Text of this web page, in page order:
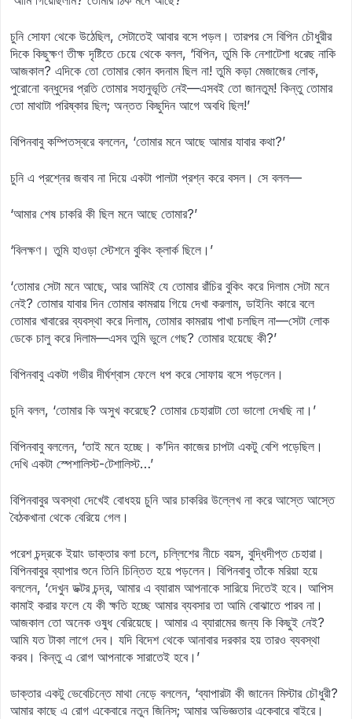
চুনি সোফা থেকে উঠেছিল, সেটাতেই আবার বসে পড়ল। তারপর সে বিপিন চৌধুরীর
দিকে কিছুক্ষণ তীক্ষ দৃষ্টিতে চেয়ে থেকে বলল, ‘বিপিন, তুমি কি নেশাটেশা ধরেছ নাকি
আজকাল? এদিকে তো তোমার কোন বদনাম ছিল না! তুমি কড়া মেজাজের লোক,
পুরোনো বন্ধুদের প্রতি তোমার সহানুভূতি নেই—এসবই তো জানতুম! কিন্তু তোমার
তো মাথাটা পরিষ্কার ছিল; অন্তত কিছুদিন আগে অবধি ছিল!’
বিপিনবাবু কম্পিতস্বরে বললেন, ‘তোমার মনে আছে আমার যাবার কথা?’
চুনি এ প্রশ্নের জবাব না দিয়ে একটা পালটা প্রশ্ন করে বসল। সে বলল—
‘আমার শেষ চাকরি কী ছিল মনে আছে তোমার?’
‘বিলক্ষণ। তুমি হাওড়া স্টেশনে বুকিং ক্লার্ক ছিলে।’
‘তোমার সেটা মনে আছে, আর আমিই যে তোমার রাঁচির বুকিং করে দিলাম সেটা মনে
নেই? তোমার যাবার দিন তোমার কামরায় গিয়ে দেখা করলাম, ডাইনিং কারে বলে
তোমার খাবারের ব্যবস্থা করে দিলাম, তোমার কামরায় পাখা চলছিল না—সেটা লোক
ডেকে চালু করে দিলাম—এসব তুমি ভুলে গেছ? তোমার হয়েছে কী?’
বিপিনবাবু একটা গভীর দীর্ঘশ্বাস ফেলে ধপ করে সোফায় বসে পড়লেন।
চুনি বলল, ‘তোমার কি অসুখ করেছে? তোমার চেহারাটা তো ভালো দেখছি না।’
বিপিনবাবু বললেন, ‘তাই মনে হচ্ছে। ক’দিন কাজের চাপটা একটু বেশি পড়েছিল।
দেখি একটা স্পেশালিস্ট-টেশালিস্ট…’
বিপিনবাবুর অবস্থা দেখেই বোধহয় চুনি আর চাকরির উল্লেখ না করে আস্তে আস্তে
বৈঠকখানা থেকে বেরিয়ে গেল।
পরেশ চন্দ্রকে ইয়াং ডাক্তার বলা চলে, চল্লিশের নীচে বয়স, বুদ্ধিদীপ্ত চেহারা।
বিপিনবাবুর ব্যাপার শুনে তিনি চিন্তিত হয়ে পড়লেন। বিপিনবাবু তাঁকে মরিয়া হয়ে
বললেন, ‘দেখুন ডক্টর চন্দ্র, আমার এ ব্যারাম আপনাকে সারিয়ে দিতেই হবে। আপিস
কামাই করার ফলে যে কী ক্ষতি হচ্ছে আমার ব্যবসার তা আমি বোঝাতে পারব না।
আজকাল তো অনেক ওষুধ বেরিয়েছে। আমার এ ব্যারামের জন্য কি কিছুই নেই?
আমি যত টাকা লাগে দেব। যদি বিদেশ থেকে আনাবার দরকার হয় তারও ব্যবস্থা
করব। কিন্তু এ রোগ আপনাকে সারাতেই হবে।’
ডাক্তার একটু ভেবেচিন্তে মাথা নেড়ে বললেন, ‘ব্যাপারটা কী জানেন মিস্টার চৌধুরী?
আমার কাছে এ রোগ একেবারে নতুন জিনিস; আমার অভিজ্ঞতার একেবারে বাইরে।